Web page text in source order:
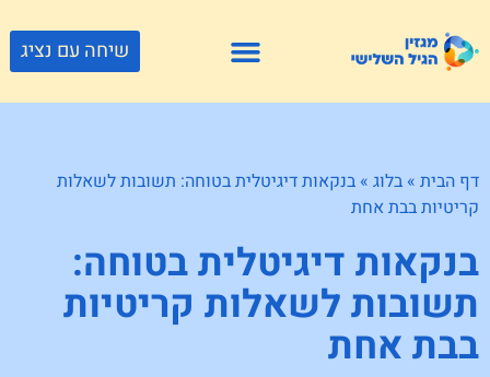
שיחה עם נציג
דף הבית » בלוג » בנקאות דיגיטלית בטוחה: תשובות לשאלות
קריטיות בבת אחת
בנקאות דיגיטלית בטוחה:
תשובות לשאלות קריטיות
בבת אחת